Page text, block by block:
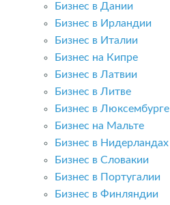
Бизнес в Дании
Бизнес в Ирландии
Бизнес в Италии
Бизнес на Кипре
Бизнес в Латвии
Бизнес в Литве
Бизнес в Люксембурге
Бизнес на Мальте
Бизнес в Нидерландах
Бизнес в Словакии
Бизнес в Португалии
Бизнес в Финляндии